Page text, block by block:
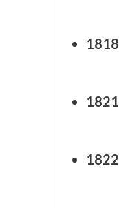
1818
1821
1822